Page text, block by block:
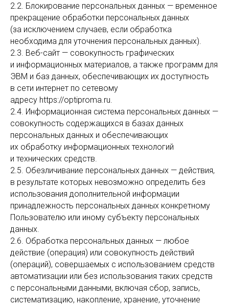
2.2. Блокирование персональных данных — временное
прекращение обработки персональных данных
(за исключением случаев, если обработка
необходима для уточнения персональных данных).
2.3. Веб-сайт — совокупность графических
и информационных материалов, а также программ для
ЭВМ и баз данных, обеспечивающих их доступность
в сети интернет по сетевому
адресу https://optiproma.ru.
2.4. Информационная система персональных данных —
совокупность содержащихся в базах данных
персональных данных и обеспечивающих
их обработку информационных технологий
и технических средств.
2.5. Обезличивание персональных данных — действия,
в результате которых невозможно определить без
использования дополнительной информации
принадлежность персональных данных конкретному
Пользователю или иному субъекту персональных
данных.
2.6. Обработка персональных данных — любое
действие (операция) или совокупность действий
(операций), совершаемых с использованием средств
автоматизации или без использования таких средств
с персональными данными, включая сбор, запись,
систематизацию, накопление, хранение, уточнение